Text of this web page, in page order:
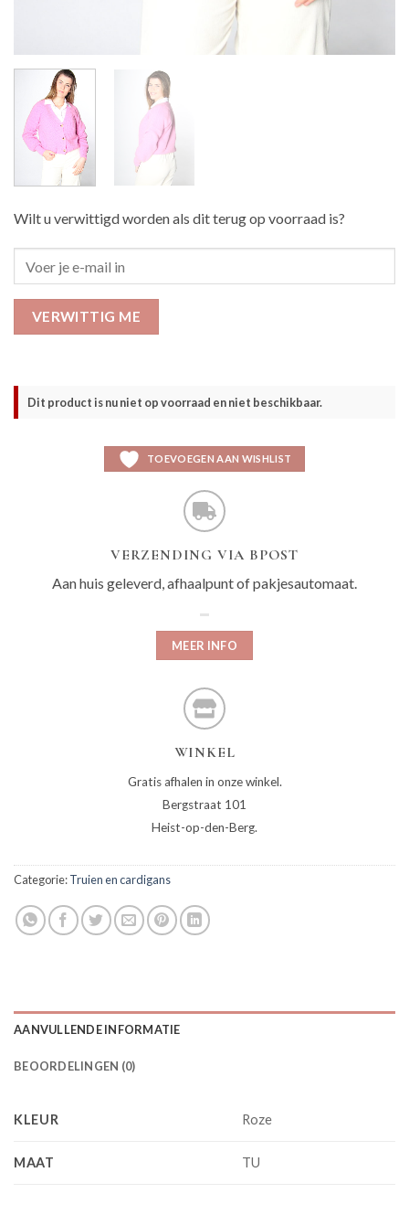
Wilt u verwittigd worden als dit terug op voorraad is?
VERWITTIG ME
Dit product is nu niet op voorraad en niet beschikbaar.
TOEVOEGEN AAN WISHLIST
VERZENDING VIA BPOST
Aan huis geleverd, afhaalpunt of pakjesautomaat.
MEER INFO
WINKEL
Gratis afhalen in onze winkel.
Bergstraat 101
Heist-op-den-Berg.
Categorie:Truien en cardigans
AANVULLENDE INFORMATIE
BEOORDELINGEN (0)
KLEUR Roze
MAAT TU